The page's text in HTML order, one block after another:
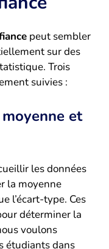
peut sembler
sur des
Trois
suivies :
et
les données
la moyenne
l’écart-type. Ces
déterminer la
voulons
étudiants dans